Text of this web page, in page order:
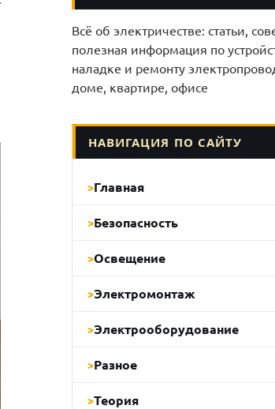
Всё об электричестве: статьи,
полезная информация по
наладке и ремонту
доме, квартире, офисе
НАВИГАЦИЯ ПО САЙТУ
Главная
Безопасность
Освещение
Электромонтаж
Электрооборудование
Разное
Теория